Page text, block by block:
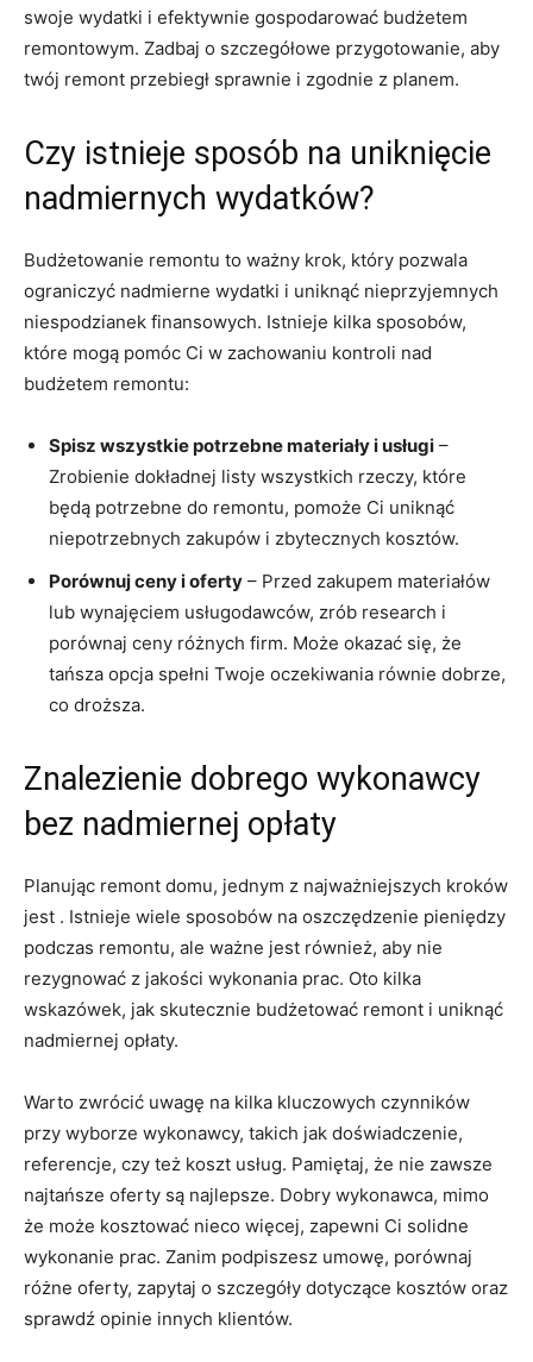
swoje wydatki i ⁢efektywnie gospodarować budżetem
remontowym. Zadbaj‌ o ⁢szczegółowe przygotowanie, aby
twój remont przebiegł sprawnie i zgodnie z​ planem.
Czy istnieje sposób ⁣na uniknięcie
⁢nadmiernych wydatków?
Budżetowanie ⁤remontu⁢ to ważny krok, który pozwala
ograniczyć⁢ nadmierne⁢ wydatki i​ uniknąć nieprzyjemnych‍
niespodzianek finansowych. Istnieje‍ kilka sposobów,
które‌ mogą pomóc Ci w ⁣zachowaniu kontroli nad
budżetem remontu:
Spisz ⁣wszystkie potrzebne materiały i usługi –
‍Zrobienie dokładnej listy wszystkich ⁣rzeczy, które⁣
będą potrzebne do remontu, ⁣pomoże Ci uniknąć ​
niepotrzebnych ​zakupów i zbytecznych kosztów.
Porównuj ceny i oferty – Przed zakupem materiałów
lub​ wynajęciem usługodawców,‌ zrób research i
⁢porównaj ceny różnych firm. Może okazać się, że
tańsza opcja spełni​ Twoje oczekiwania równie dobrze,
co droższa.
Znalezienie dobrego wykonawcy
bez nadmiernej⁣ opłaty
Planując remont domu, jednym ⁤z najważniejszych⁣ kroków‍
jest . Istnieje wiele⁢ sposobów na oszczędzenie pieniędzy
podczas remontu, ​ale ważne jest ⁣również, aby nie
rezygnować z jakości wykonania‍ prac.⁤ Oto kilka
wskazówek, jak skutecznie ‍budżetować remont⁢ i uniknąć⁣
nadmiernej opłaty.
Warto zwrócić uwagę na ⁤kilka kluczowych czynników
przy wyborze⁤ wykonawcy, ⁤takich jak doświadczenie,
referencje, czy też koszt usług. Pamiętaj, że nie zawsze
najtańsze oferty są najlepsze. Dobry​ wykonawca, ‌mimo
⁢że może kosztować ‍nieco ‍więcej, zapewni ⁢Ci solidne
wykonanie prac. Zanim ​podpiszesz umowę, porównaj
różne oferty, zapytaj‌ o szczegóły dotyczące⁤ kosztów ​oraz
sprawdź opinie innych klientów.